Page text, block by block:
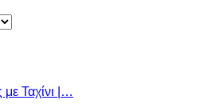
με Ταχίνι |…